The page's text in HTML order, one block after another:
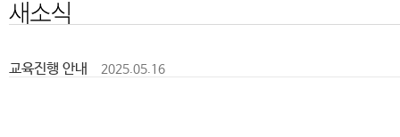
교육진행 안내 2025.05.16